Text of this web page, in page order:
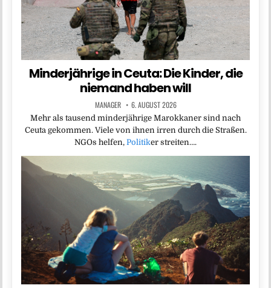
Minderjährige in Ceuta: Die Kinder, die
niemand haben will
MANAGER 6. AUGUST 2026
Mehr als tausend minderjährige Marokkaner sind nach
Ceuta gekommen. Viele von ihnen irren durch die Straßen.
NGOs helfen, Politiker streiten….